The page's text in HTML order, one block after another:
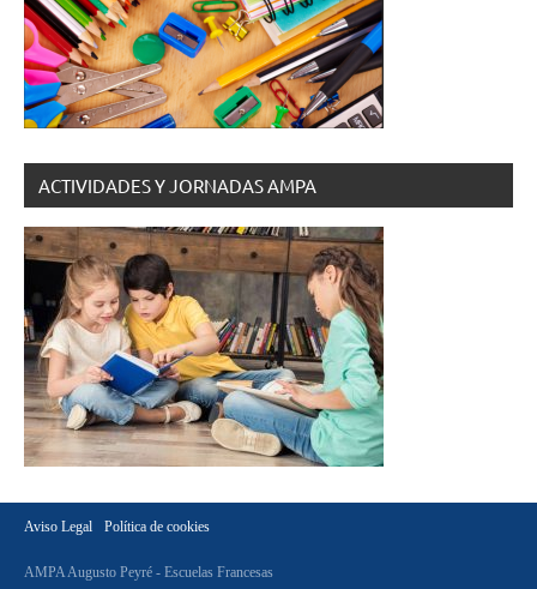
ACTIVIDADES Y JORNADAS AMPA
Aviso Legal Política de cookies
AMPA Augusto Peyré - Escuelas Francesas